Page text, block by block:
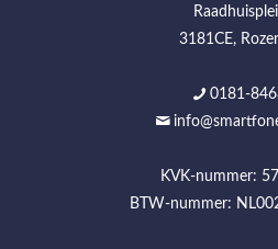
3181CE,
0181-
KVK-nummer:
BTW-nummer: